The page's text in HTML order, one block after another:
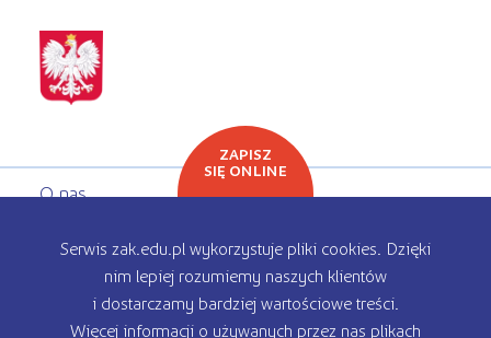
O nas
Oferta edukacyjna
Rekrutacja
ZAPISZ
SIĘ ONLINE
Serwis zak.edu.pl wykorzystuje pliki cookies. Dzięki
nim lepiej rozumiemy naszych klientów
i dostarczamy bardziej wartościowe treści.
Więcej informacji o używanych przez nas plikach